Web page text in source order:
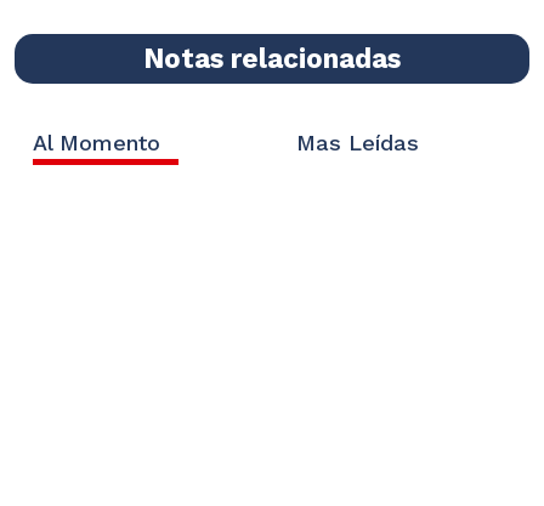
Notas relacionadas
Al Momento Mas Leídas